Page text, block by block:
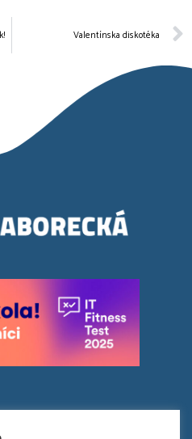
Valentínska diskotéka
66 Humenné